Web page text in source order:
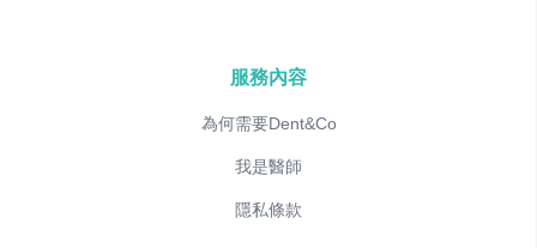
服務內容
為何需要Dent&Co
我是醫師
隱私條款